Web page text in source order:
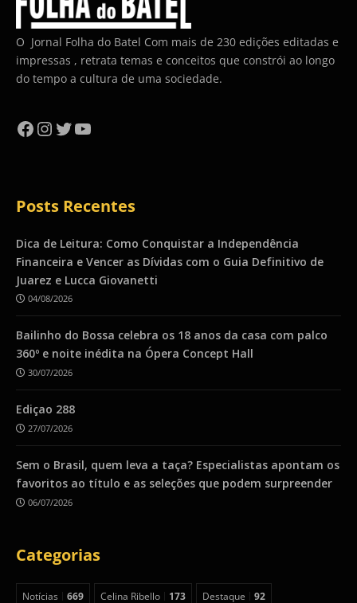
O Jornal Folha do Batel Com mais de 230 edições editadas e
impressas , retrata temas e conceitos que constrói ao longo
do tempo a cultura de uma sociedade.
Facebook
Instagram
Twitter
YouTube
Posts Recentes
Dica de Leitura: Como Conquistar a Independência
Financeira e Vencer as Dívidas com o Guia Definitivo de
Juarez e Lucca Giovanetti
04/08/2026
Bailinho do Bossa celebra os 18 anos da casa com palco
360º e noite inédita na Ópera Concept Hall
30/07/2026
Ediçao 288
27/07/2026
Sem o Brasil, quem leva a taça? Especialistas apontam os
favoritos ao título e as seleções que podem surpreender
06/07/2026
Categorias
Notícias 669 Celina Ribello 173 Destaque 92